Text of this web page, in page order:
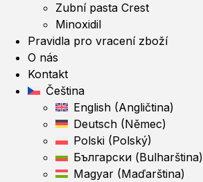
Zubní pasta Crest
Minoxidil
Pravidla pro vracení zboží
O nás
Kontakt
Čeština
English (Angličtina)
Deutsch (Němec)
Polski (Polský)
Български (Bulharština)
Magyar (Maďarština)